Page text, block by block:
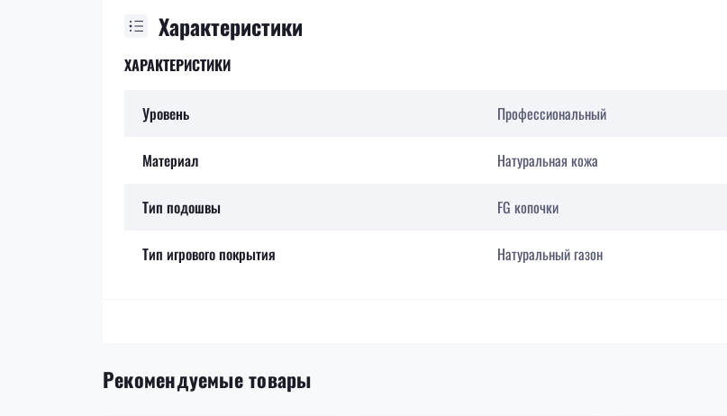
Характеристики
ХАРАКТЕРИСТИКИ
Уровень Профессиональный
Материал Натуральная кожа
Тип подошвы FG копочки
Тип игрового покрытия Натуральный газон
Рекомендуемые товары